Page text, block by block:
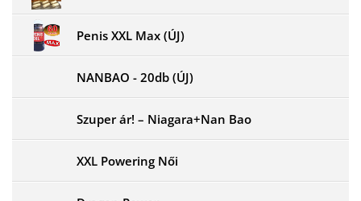
Penis XXL Max (ÚJ)
NANBAO - 20db (ÚJ)
Szuper ár! – Niagara+Nan Bao
XXL Powering Női